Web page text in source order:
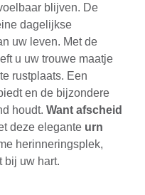
blijven. De
dagelijkse
uw leven. Met de
u uw trouwe maatje
rustplaats. Een
en de bijzondere
houdt.Want afscheid
deze elegante urn
herinneringsplek,
bij uw hart.